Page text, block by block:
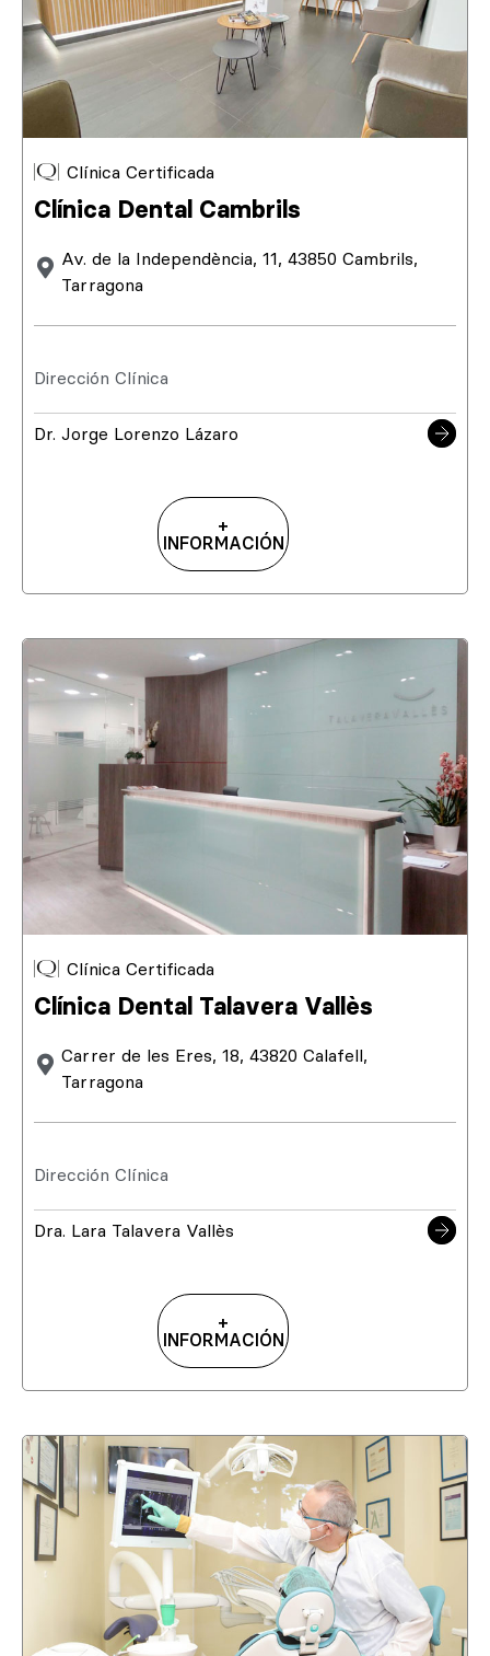
Clínica Certificada
Clínica Dental Cambrils
Av. de la Independència, 11, 43850 Cambrils,
Tarragona
Dirección Clínica
Dr. Jorge Lorenzo Lázaro
+
INFORMACIÓN
Clínica Certificada
Clínica Dental Talavera Vallès
Carrer de les Eres, 18, 43820 Calafell,
Tarragona
Dirección Clínica
Dra. Lara Talavera Vallès
+
INFORMACIÓN